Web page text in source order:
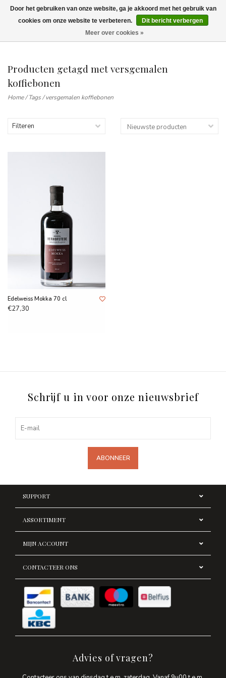
Wij leveren tot aan uw deur. Afhalen is mogelijk.
Producten getagd met versgemalen
koffiebonen
Home/Tags/versgemalen koffiebonen
Filteren
Edelweiss Mokka 70 cl
€27,30
Schrijf u in voor onze nieuwsbrief
ABONNEER
SUPPORT
ASSORTIMENT
MIJN ACCOUNT
CONTACTEER ONS
Advies of vragen?
Door het gebruiken van onze website, ga je akkoord met het gebruik van
cookies om onze website te verbeteren.
Dit bericht verbergen
Meer over cookies »